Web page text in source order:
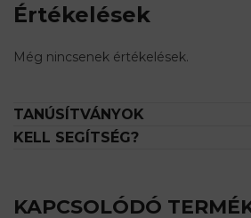
Értékelések
Még nincsenek értékelések.
TANÚSÍTVÁNYOK
KELL SEGÍTSÉG?
KAPCSOLÓDÓ